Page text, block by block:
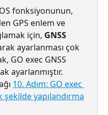
fonksiyonunun,
GPS enlem ve
için, GNSS
ayarlanması çok
GO exec GNSS
ayarlanmıştır.
10. Adım: GO exec
yapılandırma